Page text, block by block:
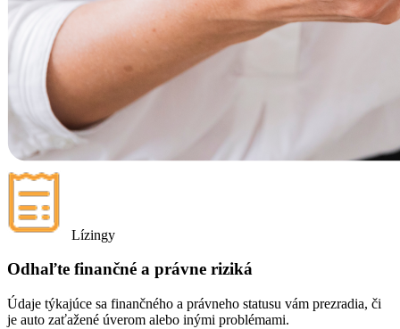
Lízingy
Odhaľte finančné a právne riziká
Údaje týkajúce sa finančného a právneho statusu vám prezradia, či
je auto zaťažené úverom alebo inými problémami.